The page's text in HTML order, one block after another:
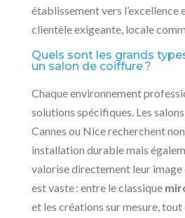
établissement vers l’excellence
clientèle exigeante, locale
Quels sont les grands
un salon de coiffure ?
Chaque environnement
solutions spécifiques. Les
Cannes ou Nice recherchent
installation durable mais
valorise directement leur image
est vaste : entre le classique
et les créations sur mesure,